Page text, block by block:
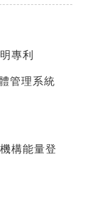
專利
管理系統
構能量登